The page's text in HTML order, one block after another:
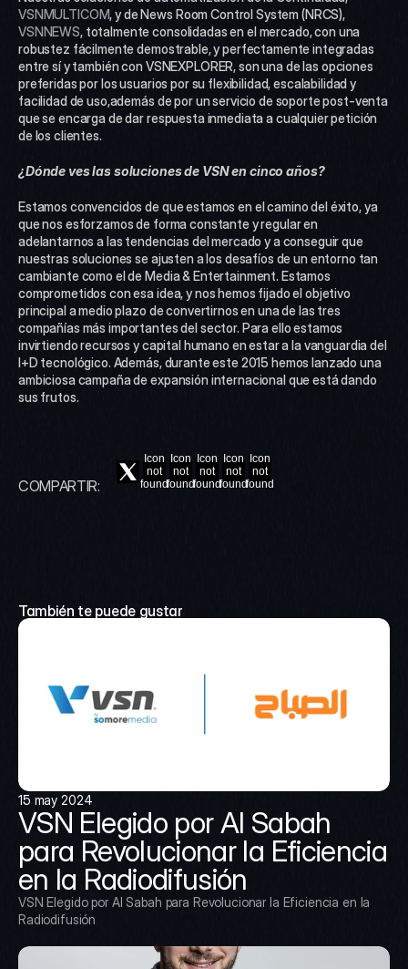
VSNMULTICOM
VSNNEWS, totalmente consolidadas en el mercado, con una
robustez fácilmente demostrable, y perfectamente integradas
entre sí y también con VSNEXPLORER, son una de las opciones
preferidas por los usuarios por su flexibilidad, escalabilidad y
facilidad de uso,además de por un servicio de soporte post-venta
que se encarga de dar respuesta inmediata a cualquier petición
de los clientes.
¿Dónde ves las soluciones de VSN en cinco años?
Estamos convencidos de que estamos en el camino del éxito, ya
que nos esforzamos de forma constante y regular en
adelantarnos a las tendencias del mercado y a conseguir que
nuestras soluciones se ajusten a los desafíos de un entorno tan
cambiante como el de Media & Entertainment. Estamos
comprometidos con esa idea, y nos hemos fijado el objetivo
principal a medio plazo de convertirnos en una de las tres
compañías más importantes del sector. Para ello estamos
invirtiendo recursos y capital humano en estar a la vanguardia del
I+D tecnológico. Además, durante este 2015 hemos lanzado una
ambiciosa campaña de expansión internacional que está dando
sus frutos.
COMPARTIR:
Icon
not
found
Icon
not
found
Icon
not
found
Icon
not
found
Icon
not
found
También te puede gustar
15 may 2024
VSN Elegido por Al Sabah
para Revolucionar la Eficiencia
en la Radiodifusión
VSN Elegido por Al Sabah para Revolucionar la Eficiencia en la
Radiodifusión